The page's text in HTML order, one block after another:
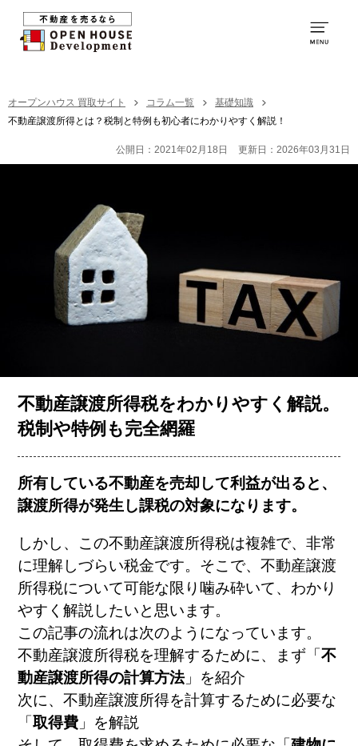
0120-231-053
営業時間：9:00～20:00
買取の特徴
お取引の流れ
社員紹介
買取の事例
お客様の声
コラム一覧
会社概要
簡単査定 売却相談
オープンハウス 買取サイト コラム一覧
基礎知識
不動産譲渡所得とは？税制と特例も初心者にわかりやすく解説！
公開日：2021年02月18日 更新日：2026年03月31日
不動産譲渡所得税をわかりやすく解説。
税制や特例も完全網羅
所有している不動産を売却して利益が出ると、
譲渡所得が発生し課税の対象になります。
しかし、この不動産譲渡所得税は複雑で、非常
に理解しづらい税金です。そこで、不動産譲渡
所得税について可能な限り噛み砕いて、わかり
やすく解説したいと思います。
この記事の流れは次のようになっています。
不動産譲渡所得税を理解するために、まず「不
動産譲渡所得の計算方法」を紹介
次に、不動産譲渡所得を計算するために必要な
「取得費 」を解説